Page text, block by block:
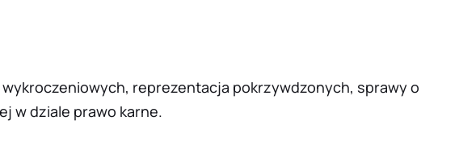
reprezentacja pokrzywdzonych, sprawy o
w dziale prawo karne.